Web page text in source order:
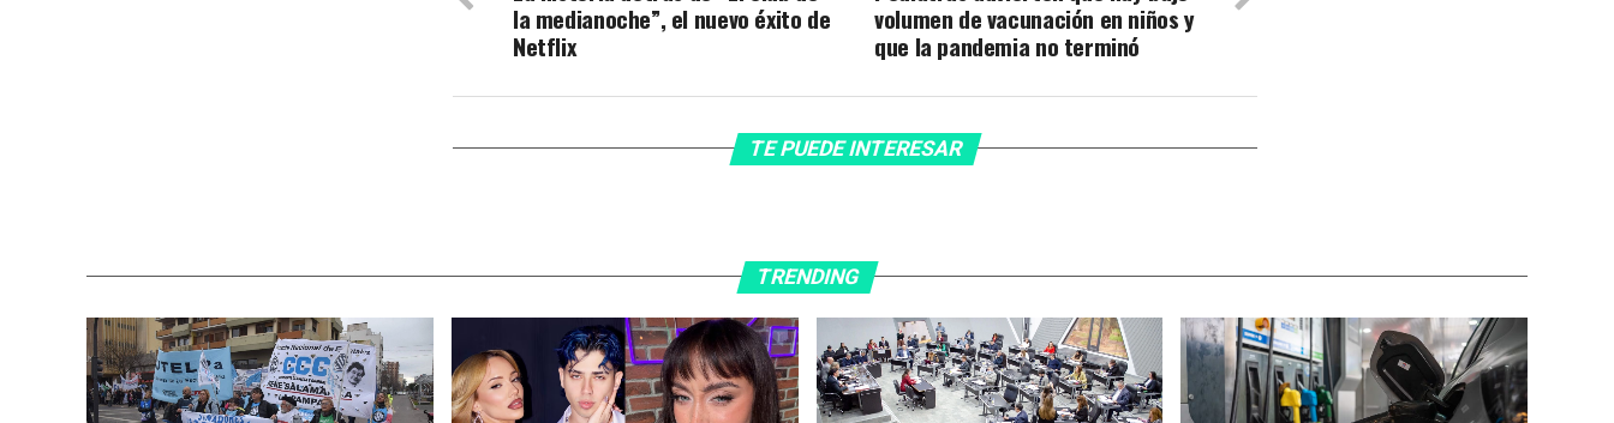
volumen de vacunación en niños y
que la pandemia no terminó
la medianoche”, el nuevo éxito de
Netflix
TE PUEDE INTERESAR
TRENDING